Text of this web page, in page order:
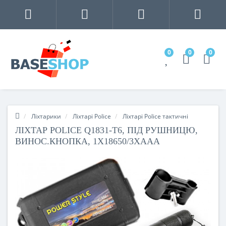
0 0 0
Ліхтарики Ліхтарі Police Ліхтарі Police тактичні
ЛІХТАР POLICE Q1831-T6, ПІД РУШНИЦЮ,
ВИНОС.КНОПКА, 1X18650/3XAAA